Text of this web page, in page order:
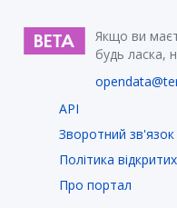
Якщо ви
будь ласка,
API
Зворотний зв'язок
Політика
Про портал